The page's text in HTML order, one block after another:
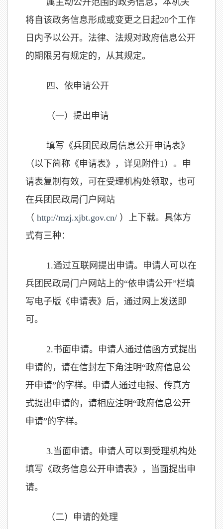
属主动公开范围的政务信息，本机关
将自该政务信息形成或变更之日起20个工作
日内予以公开。法律、法规对政府信息公开
的期限另有规定的，从其规定。
四、依申请公开
（一）提出申请
填写《兵团民政局信息公开申请表》
（以下简称《申请表》，详见附件1）。申
请表复制有效，可在受理机构处领取，也可
在兵团民政局门户网站
（ http://mzj.xjbt.gov.cn/ ）上下载。具体方
式有三种：
1.通过互联网提出申请。申请人可以在
兵团民政局门户网站上的“依申请公开”栏填
写电子版《申请表》后，通过网上发送即
可。
2.书面申请。申请人通过信函方式提出
申请的，请在信封左下角注明“政府信息公
开申请”的字样。申请人通过电报、传真方
式提出申请的，请相应注明“政府信息公开
申请”的字样。
3.当面申请。申请人可以到受理机构处
填写《政务信息公开申请表》，当面提出申
请。
（二）申请的处理